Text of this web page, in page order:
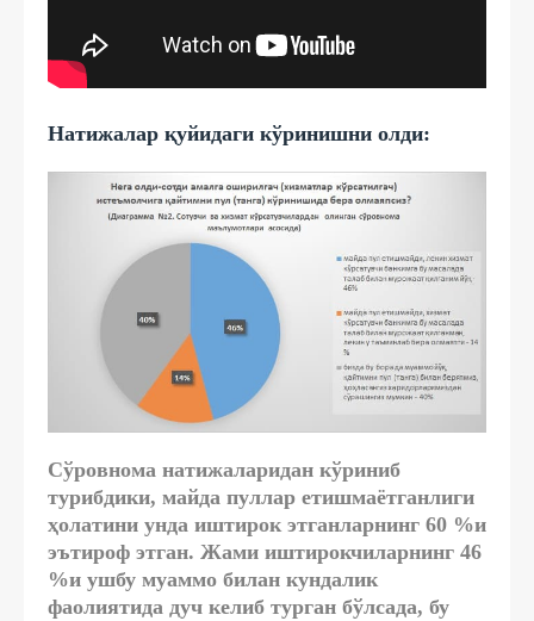
Натижалар қуйидаги кўринишни олди:
Сўровнома натижаларидан кўриниб
турибдики, майда пуллар етишмаётганлиги
ҳолатини унда иштирок этганларнинг 60 %и
эътироф этган. Жами иштирокчиларнинг 46
%и ушбу муаммо билан кундалик
фаолиятида дуч келиб турган бўлсада, бу